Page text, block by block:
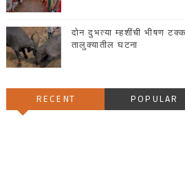
दोन दुभत्या म्हशींची भीषण
तालुक्यातील घटना
RECENT POPULAR